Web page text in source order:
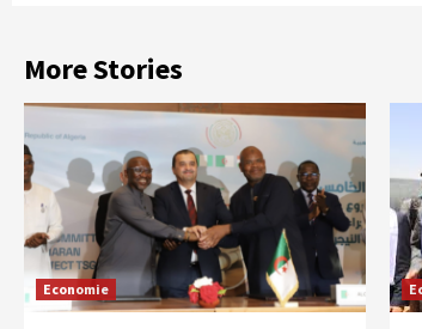
More Stories
Economie